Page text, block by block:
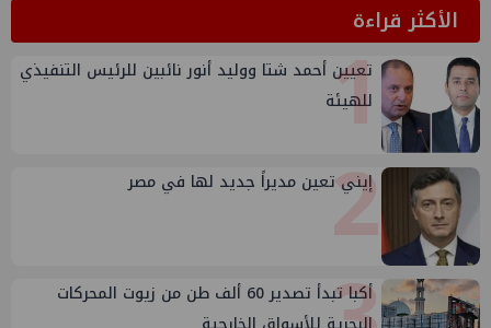
الأكثر قراءة1
تعيين أحمد شتا ووليد أنور نائبين للرئيس التنفيذي
للهيئة
2
إيني تعين مديراً جديد لها في مصر
أكبا تبدأ تصدير 60 ألف طن من زيوت المحركات